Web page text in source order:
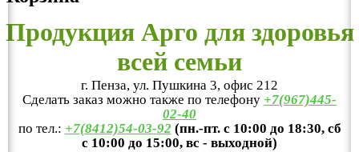
Продукция Арго для здоровья
всей семьи
г. Пенза, ул. Пушкина 3, офис 212
Сделать заказ можно также по телефону +7(967)445-
02-40
по тел.: +7(8412)54-03-92 (пн.-пт. с 10:00 до 18:30, сб
с 10:00 до 15:00, вс - выходной)